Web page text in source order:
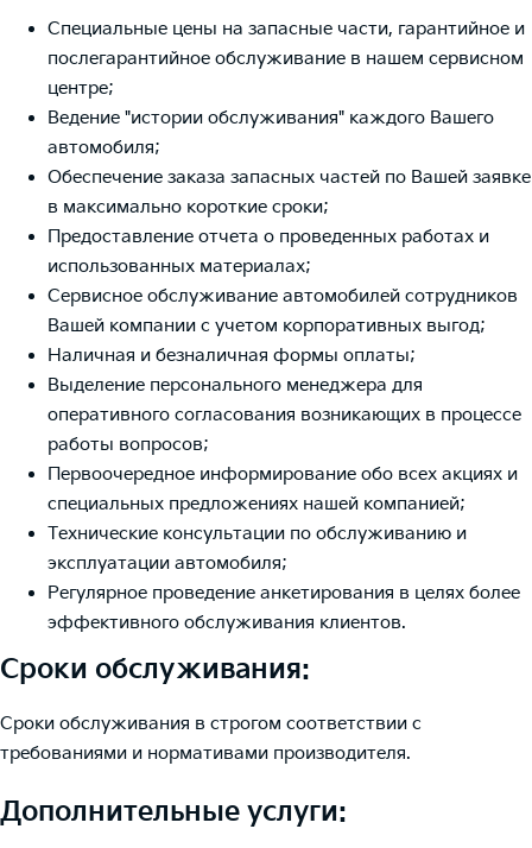
Специальные цены на запасные части, гарантийное и
послегарантийное обслуживание в нашем сервисном
центре;
Ведение "истории обслуживания" каждого Вашего
автомобиля;
Обеспечение заказа запасных частей по Вашей заявке
в максимально короткие сроки;
Предоставление отчета о проведенных работах и
использованных материалах;
Сервисное обслуживание автомобилей сотрудников
Вашей компании с учетом корпоративных выгод;
Наличная и безналичная формы оплаты;
Выделение персонального менеджера для
оперативного согласования возникающих в процессе
работы вопросов;
Первоочередное информирование обо всех акциях и
специальных предложениях нашей компанией;
Технические консультации по обслуживанию и
эксплуатации автомобиля;
Регулярное проведение анкетирования в целях более
эффективного обслуживания клиентов.
Сроки обслуживания:
Сроки обслуживания в строгом соответствии с
требованиями и нормативами производителя.
Дополнительные услуги: